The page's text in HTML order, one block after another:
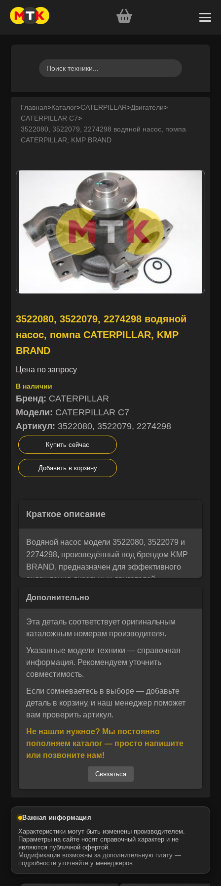
нам!
вы не уверены в своем выборе или у вас возникли вопросы —
напишите нам, и мы с радостью поможем разобраться и
предложим лучшее решение для вас!
Отправить
Политика конфиденциальности
Корзина
Рассчитать лизинг:
Отправить
Даю своё согласие на обработку персональных данных.
Политика конфиденциальности
Главная>Каталог>CATERPILLAR>Двигатели>
CATERPILLAR C7>
3522080, 3522079, 2274298 водяной насос, помпа
CATERPILLAR, KMP BRAND
3522080, 3522079, 2274298 водяной
насос, помпа CATERPILLAR, KMP
BRAND
Цена по запросу
В наличии
Бренд: CATERPILLAR
Модели: CATERPILLAR C7
Артикул: 3522080, 3522079, 2274298
Купить сейчас
Добавить в корзину
Краткое описание
Водяной насос модели 3522080, 3522079 и
2274298, произведённый под брендом KMP
BRAND, предназначен для эффективного
охлаждения дизельных двигателей
помпы обеспечивают стабильную
критически важно для бесперебойной
строительной техники. Запчасти MTK
поставляются в комплекте с аналогами KMP
BRAND, гарантируя полную совместимость и
надёжность при эксплуатации.
Производство осуществляется в
Великобритании по строгим стандартам
качества. KMP BRAND известен как один из
ведущих поставщиков неоригинальных
запасных частей для двигателей,
сочетающий точность изготовления и
Запчасти MTK, поставляемые под этим
контроль, что делает их аналогом
оригинальных деталей по соотношению
цены и ресурса. Конструкция водяного
насоса обеспечивает минимальные потери
Эта деталь соответствует оригинальным
каталожным номерам производителя.
Указанные модели техники — справочная
информация. Рекомендуем уточнить
совместимость.
Если сомневаетесь в выборе — добавьте
деталь в корзину, и наш менеджер поможет
вам проверить артикул.
Не нашли нужное? Мы постоянно
пополняем каталог — просто напишите
или позвоните нам!
Связаться
Важная информация
Характеристики могут быть изменены производителем.
Параметры на сайте носят справочный характер и не
являются публичной офертой.
Модификации возможны за дополнительную плату —
подробности уточняйте у менеджеров.